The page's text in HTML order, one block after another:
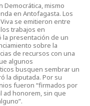
Democrática, mismo
en Antofagasta. Los
se emitieron entre
trabajos en
la presentación de un
sobre la
de recursos con una
algunos
busquen sembrar un
la diputada. Por su
fueron “firmados por
ad honorem, sin que